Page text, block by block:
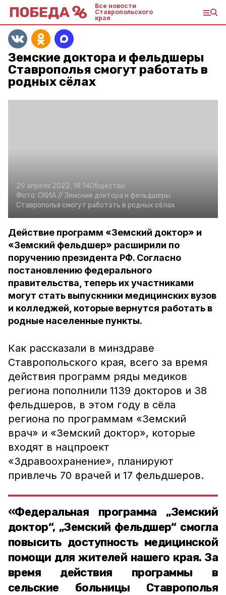
Все новости
Ставропольского
края
Земские доктора и фельдшеры
Ставрополья смогут работать в
родных сёлах
29 апреля 2022, 18:14Общество
Фото: СКИА // Земские доктора и фельдшеры
Ставрополья смогут работать в родных сёлах
Действие программ «Земский доктор» и
«Земский фельдшер» расширили по
поручению президента РФ. Согласно
постановлению федерального
правительства, теперь их участниками
могут стать выпускники медицинских вузов
и колледжей, которые вернутся работать в
родные населенные пункты.
Как рассказали в минздраве
Ставропольского края, всего за время
действия программ ряды медиков
региона пополнили 1139 докторов и 38
фельдшеров, в этом году в сёла
региона по программам «Земский
врач» и «Земский доктор», которые
входят в нацпроект
«Здравоохранение», планируют
привлечь 70 врачей и 17 фельдшеров.
«Федеральная программа „Земский
доктор“, „Земский фельдшер“ смогла
повысить доступность медицинской
помощи для жителей нашего края. За
время действия программы в
сельские больницы Ставрополья